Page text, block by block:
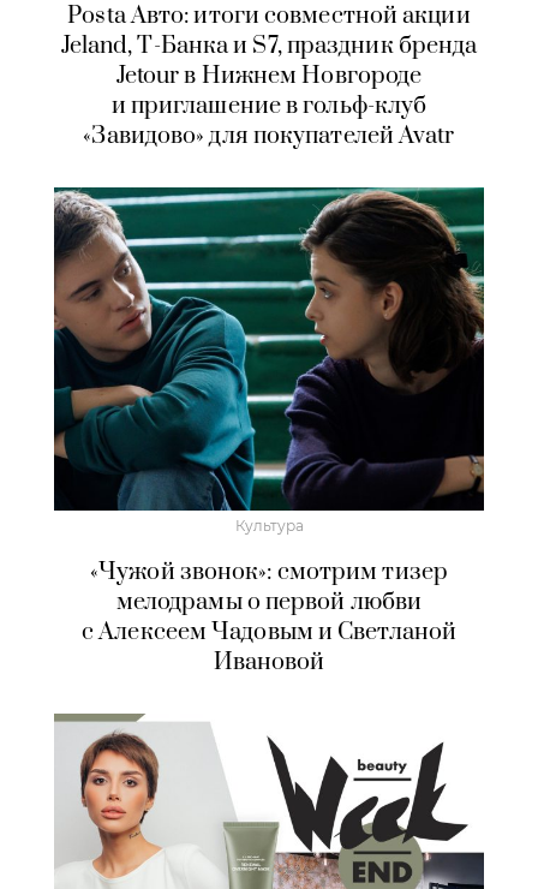
Posta Авто: итоги совместной акции
Jeland, Т-Банка и S7, праздник бренда
Jetour в Нижнем Новгороде
и приглашение в гольф-клуб
«Завидово» для покупателей Avatr
Культура
«Чужой звонок»: смотрим тизер
мелодрамы о первой любви
с Алексеем Чадовым и Светланой
Ивановой